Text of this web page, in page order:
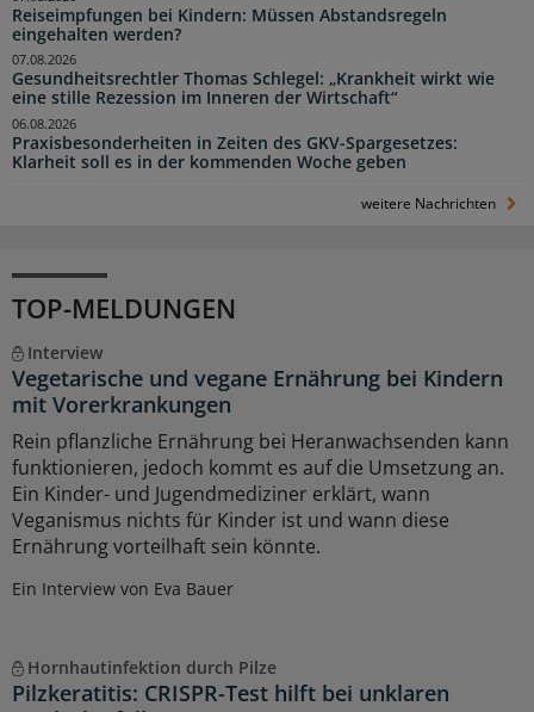
Reiseimpfungen bei Kindern: Müssen Abstandsregeln
eingehalten werden?
Gesundheitsrechtler Thomas Schlegel: „Krankheit wirkt wie
eine stille Rezession im Inneren der Wirtschaft“
07.08.2026
Praxisbesonderheiten in Zeiten des GKV-Spargesetzes:
Klarheit soll es in der kommenden Woche geben
06.08.2026
weitere Nachrichten
TOP-MELDUNGEN
Interview
Vegetarische und vegane Ernährung bei Kindern
mit Vorerkrankungen
Rein pflanzliche Ernährung bei Heranwachsenden kann
funktionieren, jedoch kommt es auf die Umsetzung an.
Ein Kinder- und Jugendmediziner erklärt, wann
Veganismus nichts für Kinder ist und wann diese
Ernährung vorteilhaft sein könnte.
Ein Interview von Eva Bauer
Hornhautinfektion durch Pilze
Pilzkeratitis: CRISPR-Test hilft bei unklaren